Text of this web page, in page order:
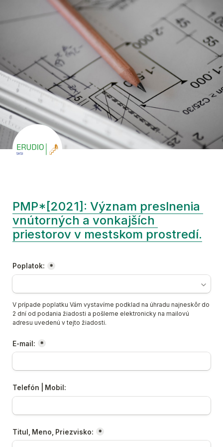
PMP*[2021]: Význam preslnenia
vnútorných a vonkajších
priestorov v mestskom prostredí.
Poplatok: *
V prípade poplatku Vám vystavíme podklad na úhradu najneskôr do
2 dní od podania žiadosti a pošleme elektronicky na mailovú
adresu uvedenú v tejto žiadosti.
E-mail: *
Telefón | Mobil:
Titul, Meno, Priezvisko: *